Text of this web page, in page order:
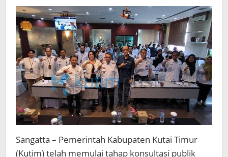
2029
Sangatta – Pemerintah Kabupaten Kutai Timur
(Kutim) telah memulai tahap konsultasi publik